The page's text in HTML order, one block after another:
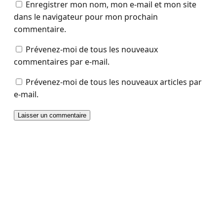
Enregistrer mon nom, mon e-mail et mon site
dans le navigateur pour mon prochain
commentaire.
Prévenez-moi de tous les nouveaux
commentaires par e-mail.
Prévenez-moi de tous les nouveaux articles par
e-mail.